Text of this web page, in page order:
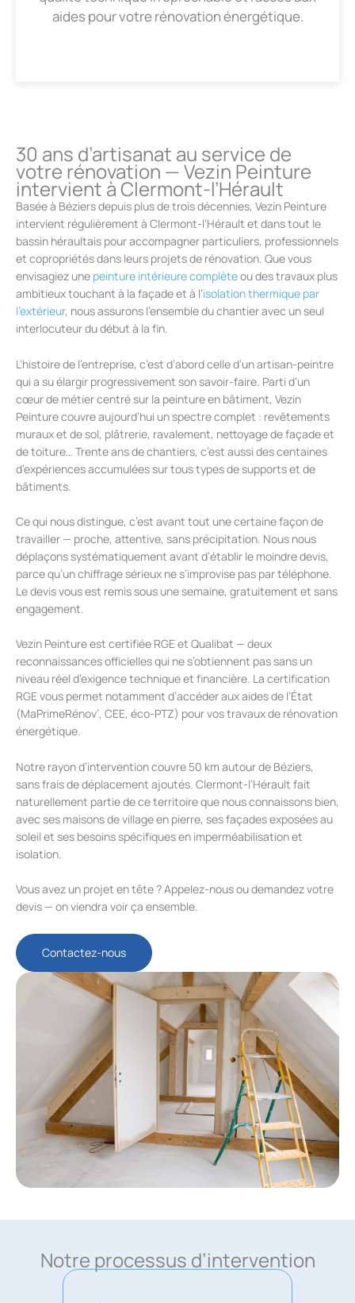
aides pour votre rénovation énergétique.
30 ans d’artisanat au service de
votre rénovation — Vezin Peinture
intervient à Clermont-l’Hérault
Basée à Béziers depuis plus de trois décennies, Vezin Peinture
intervient régulièrement à Clermont-l’Hérault et dans tout le
bassin héraultais pour accompagner particuliers, professionnels
et copropriétés dans leurs projets de rénovation. Que vous
envisagiez une peinture intérieure complèteou des travaux plus
ambitieux touchant à la façade et à l’isolation thermique par
l'extérieur, nous assurons l’ensemble du chantier avec un seul
interlocuteur du début à la fin.
L’histoire de l’entreprise, c’est d’abord celle d’un artisan-peintre
qui a su élargir progressivement son savoir-faire. Parti d’un
cœur de métier centré sur la peinture en bâtiment, Vezin
Peinture couvre aujourd’hui un spectre complet : revêtements
muraux et de sol, plâtrerie, ravalement, nettoyage de façade et
de toiture… Trente ans de chantiers, c’est aussi des centaines
d’expériences accumulées sur tous types de supports et de
bâtiments.
Ce qui nous distingue, c’est avant tout une certaine façon de
travailler — proche, attentive, sans précipitation. Nous nous
déplaçons systématiquement avant d’établir le moindre devis,
parce qu’un chiffrage sérieux ne s’improvise pas par téléphone.
Le devis vous est remis sous une semaine, gratuitement et sans
engagement.
Vezin Peinture est certifiée RGE et Qualibat — deux
reconnaissances officielles qui ne s’obtiennent pas sans un
niveau réel d’exigence technique et financière. La certification
RGE vous permet notamment d’accéder aux aides de l’État
(MaPrimeRénov’, CEE, éco-PTZ) pour vos travaux de rénovation
énergétique.
Notre rayon d’intervention couvre 50 km autour de Béziers,
sans frais de déplacement ajoutés. Clermont-l’Hérault fait
naturellement partie de ce territoire que nous connaissons bien,
avec ses maisons de village en pierre, ses façades exposées au
soleil et ses besoins spécifiques en imperméabilisation et
isolation.
Vous avez un projet en tête ? Appelez-nous ou demandez votre
devis — on viendra voir ça ensemble.
Contactez-nous
Notre processus d’intervention